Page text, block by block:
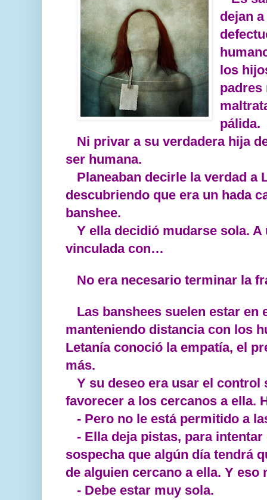
dejan
los
padres
pálida.
Ni privar a su verdadera hija
ser humana.
Planeaban decirle la verdad a
descubriendo que era un hada
banshee.
Y ella decidió mudarse sola. A
vinculada con…
No era necesario terminar la
Las banshees suelen estar en
manteniendo distancia con los
Letanía conoció la empatía, el
más.
Y su deseo era usar el control
favorecer a los cercanos a ella.
- Pero no le está permitido a
- Ella deja pistas, para
sospecha que algún día tendrá
de alguien cercano a ella. Y eso
- Debe estar muy sola.